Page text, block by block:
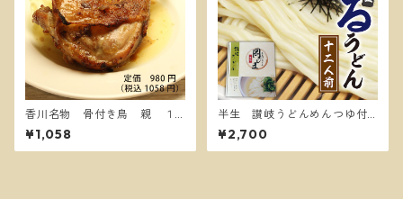
香川名物 骨付き鳥 親 １
本【送料別】
¥1,058
半生 讃岐うどんめんつゆ付
き１２人前 ざるうどん
¥2,700